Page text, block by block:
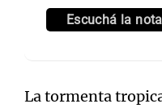
Escuchá la nota
La tormenta